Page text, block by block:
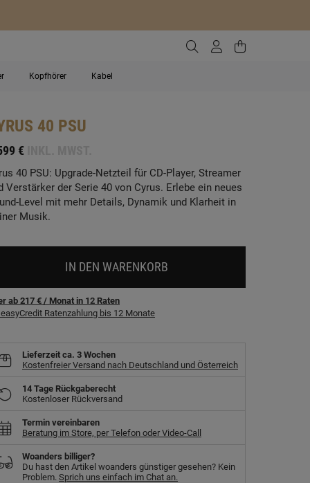
Zur Suche gehen
ZumZum
Kopfhörer Kabel
40 PSU
€
40 PSU: Upgrade-Netzteil für CD-Player, Streamer
Verstärker der Serie 40 von Cyrus. Erlebe ein neues
Level mit mehr Details, Dynamik und Klarheit in
Musik.
IN DEN WARENKORB
ab 217 € / Monat in 12 Raten
Ratenzahlung bis 12 Monate
Lieferzeit ca. 3 Wochen
Kostenfreier Versand nach Deutschland und Österreich
14 Tage Rückgaberecht
Kostenloser Rückversand
Termin vereinbaren
Beratung im Store, per Telefon oder Video-Call
Woanders billiger?
Du hast den Artikel woanders günstiger gesehen? Kein
Problem. Sprich uns einfach im Chat an.